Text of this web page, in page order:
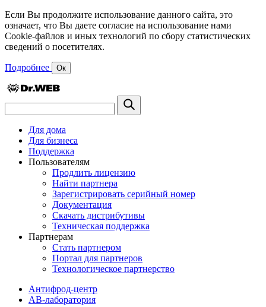
Если Вы продолжите использование данного сайта, это
означает, что Вы даете согласие на использование нами
Cookie-файлов и иных технологий по сбору статистических
сведений о посетителях.
Подробнее Ок
Для дома
Для бизнеса
Поддержка
Пользователям
Продлить лицензию
Найти партнера
Зарегистрировать серийный номер
Документация
Скачать дистрибутивы
Техническая поддержка
Партнерам
Стать партнером
Портал для партнеров
Технологическое партнерство
Антифрод-центр
АВ-лаборатория